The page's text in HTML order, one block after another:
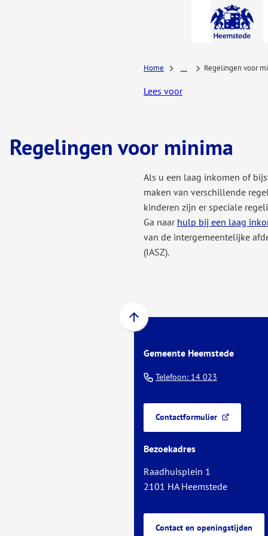
A-Z-
menu
Home Regelingen voor
Lees voor
Regelingen voor minima
Als u een laag inkomen of
maken van verschillende
kinderen zijn er speciale
Ga naar hulp bij een laag
van de intergemeentelijke
(IASZ).
Scroll
boven
het
paginainhoud
Gemeente Heemstede
Telefoon: 14 023
een
Contactformulier
(Verwijst
een
website)
Bezoekadres
Raadhuisplein 1
2101 HA Heemstede
Contact en openingstijden